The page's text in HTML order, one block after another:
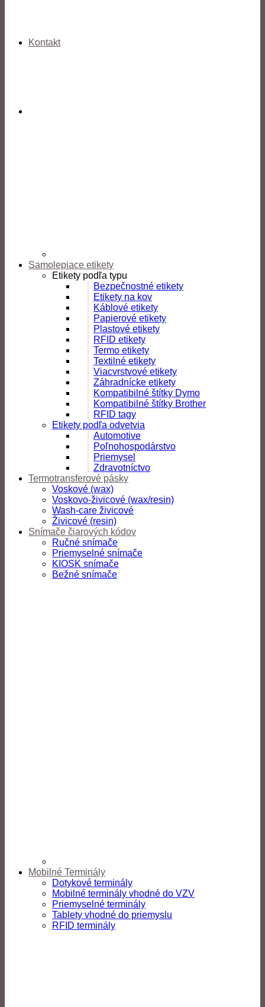
Kontakt
Samolepiace etikety
Etikety podľa typu
Bezpečnostné etikety
Etikety na kov
Káblové etikety
Papierové etikety
Plastové etikety
RFID etikety
Termo etikety
Textilné etikety
Viacvrstvové etikety
Záhradnícke etikety
Kompatibilné štítky Dymo
Kompatibilné štítky Brother
RFID tagy
Etikety podľa odvetvia
Automotive
Poľnohospodárstvo
Priemysel
Zdravotníctvo
Termotransferové pásky
Voskové (wax)
Voskovo-živicové (wax/resin)
Wash-care živicové
Živicové (resin)
Snímače čiarových kódov
Ručné snímače
Priemyselné snímače
KIOSK snímače
Bežné snímače
Mobilné Terminály
Dotykové terminály
Mobilné terminály vhodné do VZV
Priemyselné terminály
Tablety vhodné do priemyslu
RFID terminály